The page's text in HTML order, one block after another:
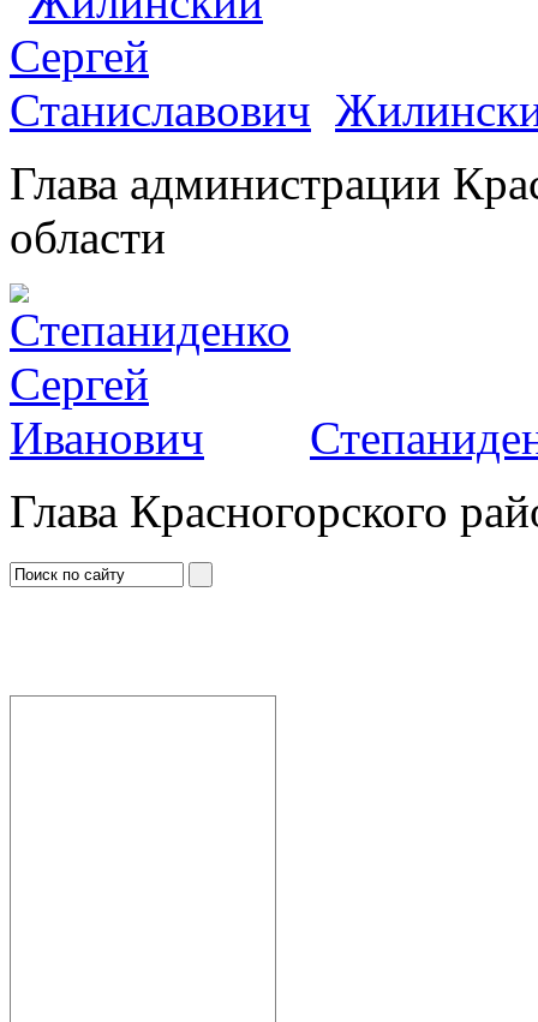
Глава администрации
области
Глава Красногорского